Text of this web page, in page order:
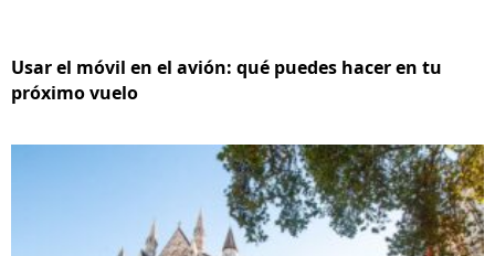
Usar el móvil en el avión: qué puedes hacer en tu
próximo vuelo